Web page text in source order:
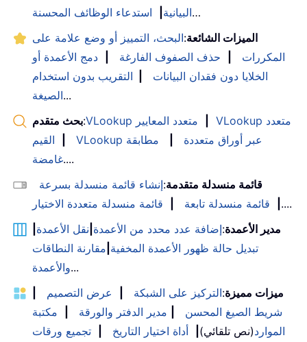
البيانية استدعاء الوظائف المحسنة
…
الميزات الشائعة:البحث، التمييز أو وضع علامة على
المكررات
حذف الصفوف الفارغة
دمج الأعمدة أو
الخلايا دون فقدان البيانات
التقريب بدون استخدام
الصيغة...
بحث متقدم: VLookup متعدد المعايير
VLookup متعدد
القيم
VLookup عبر أوراق متعددة
مطابقة
غامضة....
قائمة منسدلة متقدمة:إنشاء قائمة منسدلة بسرعة
قائمة منسدلة تابعة قائمة منسدلة متعددة الاختيار
....
مدير الأعمدة:إضافة عدد محدد من الأعمدة نقل الأعمدة
تبديل حالة ظهور الأعمدة المخفية مقارنة النطاقات
والأعمدة...
ميزات مميزة:التركيز على الشبكة عرض التصميم
شريط الصيغ المحسن
مدير الدفتر والورقة
مكتبة
الموارد(نص تلقائي) أداة اختيار التاريخ
تجميع ورقات